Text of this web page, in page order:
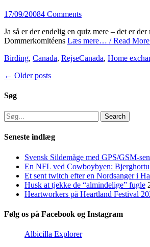
Posted
17/09/20084 Comments
Ja så er der endelig en quiz mere – det er
Dommerkomitéens Læs mere… / Read
Categories
Birding, Canada, RejseTags
Canada, Home
Post
← Older posts
Søg
Search
for:
Seneste indlæg
Svensk Sildemåge med GPS/GSM-
En NFL ved Cowboybyen:
Et sent twitch efter en Nordsanger i
Husk at tjekke de “almindelige” fugle
Heartworkers på Heartland Festival
Følg os på Facebook og Instagram
Albicilla Explorer